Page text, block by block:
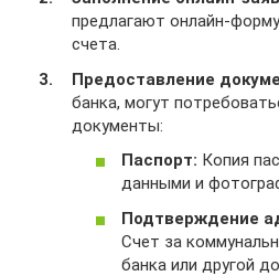
предлагают онлайн-
счета.
Предоставление
банка, могут
документы:
Паспорт: Копия
данными и
Подтверждение
Счет за
банка или другой